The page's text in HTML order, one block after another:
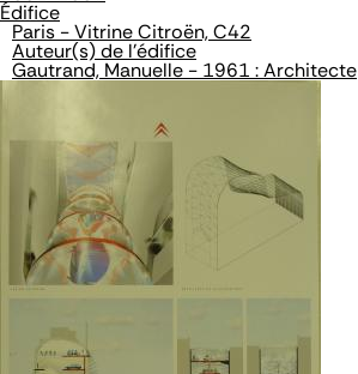
Édifice
Paris - Vitrine Citroën, C42
Auteur(s) de l'édifice
Gautrand, Manuelle - 1961 : Architecte